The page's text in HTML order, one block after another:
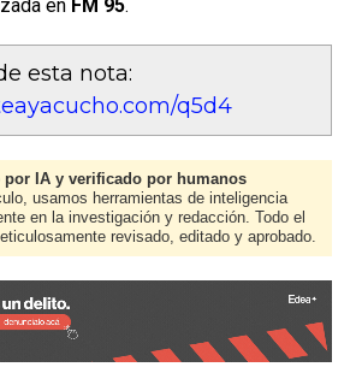
en FM 95.
esta nota:
q5d4
IA y verificado por humanos
usamos herramientas de inteligencia
en la investigación y redacción. Todo el
revisado, editado y aprobado.